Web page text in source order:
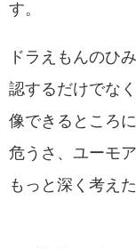
す。
ドラえもんのひ
認するだけでな
像できるところ
危うさ、ユーモ
もっと深く考え